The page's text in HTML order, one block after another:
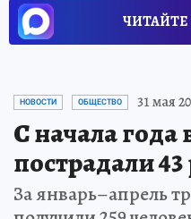
НОВОСТИ ОБЩЕСТВО 31 мая
С начала
пострадали
За январь–апрель